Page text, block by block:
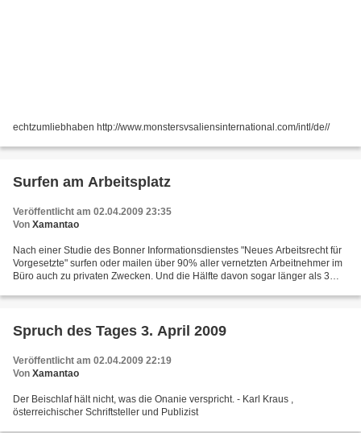
echtzumliebhaben http://www.monstersvsaliensinternational.com/intl/de//
Surfen am Arbeitsplatz
Veröffentlicht am 02.04.2009 23:35
Von Xamantao
Nach einer Studie des Bonner Informationsdienstes "Neues Arbeitsrecht für
Vorgesetzte" surfen oder mailen über 90% aller vernetzten Arbeitnehmer im
Büro auch zu privaten Zwecken. Und die Hälfte davon sogar länger als 3
Spruch des Tages 3. April 2009
Veröffentlicht am 02.04.2009 22:19
Von Xamantao
Der Beischlaf hält nicht, was die Onanie verspricht. - Karl Kraus ,
österreichischer Schriftsteller und Publizist